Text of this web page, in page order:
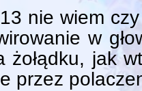
nie wiem
w
żołądku, jak
przez